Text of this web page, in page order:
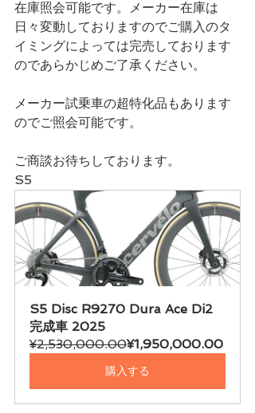
在庫照会可能です。メーカー在庫は
日々変動しておりますのでご購入のタ
イミングによっては完売しております
のであらかじめご了承ください。
メーカー試乗車の超特化品もあります
のでご照会可能です。
ご商談お待ちしております。
S5
S5 Disc R9270 Dura Ace Di2
完成車 2025
¥2,530,000.00¥1,950,000.00
購入する